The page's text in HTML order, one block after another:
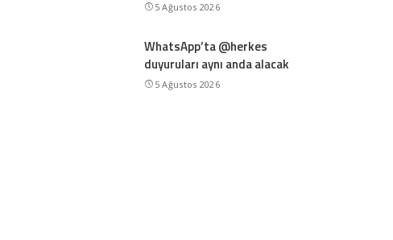
5 Ağustos 2026
WhatsApp’ta @herkes
duyuruları aynı anda alacak
5 Ağustos 2026